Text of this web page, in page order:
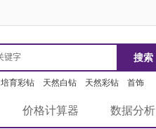
培育彩钻 天然白钻 天然彩钻 首饰
价格计算器 数据分析